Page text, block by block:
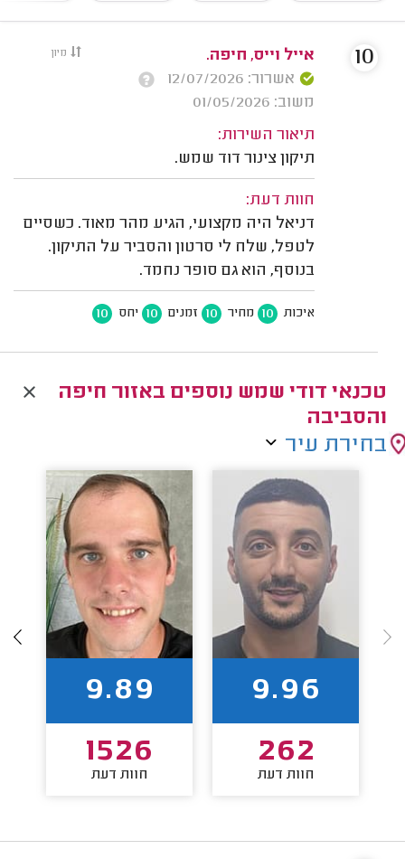
מיון
אייל וייס, חיפה.
אשרור: 12/07/2026
משוב: 01/05/2026
תיאור השירות:
תיקון צינור דוד שמש.
חוות דעת:
דניאל היה מקצועי, הגיע מהר מאוד. כשסיים
לטפל, שלח לי סרטון והסביר על התיקון.
בנוסף, הוא גם סופר נחמד.
איכות 10 מחיר 10 זמנים 10 יחס 10
10
טכנאי דודי שמש נוספים באזור חיפה
והסביבה
בחירת עיר
9.96
262
חוות דעת
9.89
1526
חוות דעת